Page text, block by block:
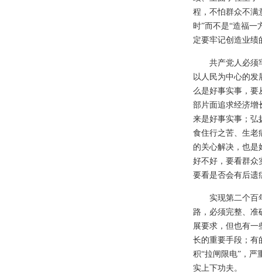
程，不怕群众不满
时”而不是“造福
定要牢记创造业绩
共产党人必须
以人民为中心的
么是好事实事，要
部片面追求经济增
来是好事实事；弘
食住行之苦、生老
的关心解决，也是
好不好，要看群众
要看是否会有后遗
实现第二个百
路，必须完整、准
展要求，但也有一
长的重要手段；有
积“拉闸限电”，严
实上下功夫。